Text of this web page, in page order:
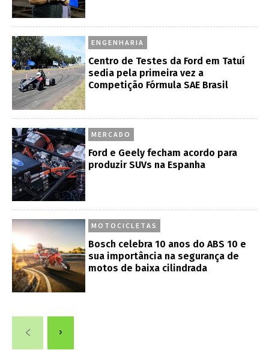
ENGENHARIA
Centro de Testes da Ford em Tatuí
sedia pela primeira vez a
Competição Fórmula SAE Brasil
MERCADO
Ford e Geely fecham acordo para
produzir SUVs na Espanha
MOTOCICLETAS
Bosch celebra 10 anos do ABS 10 e
sua importância na segurança de
motos de baixa cilindrada